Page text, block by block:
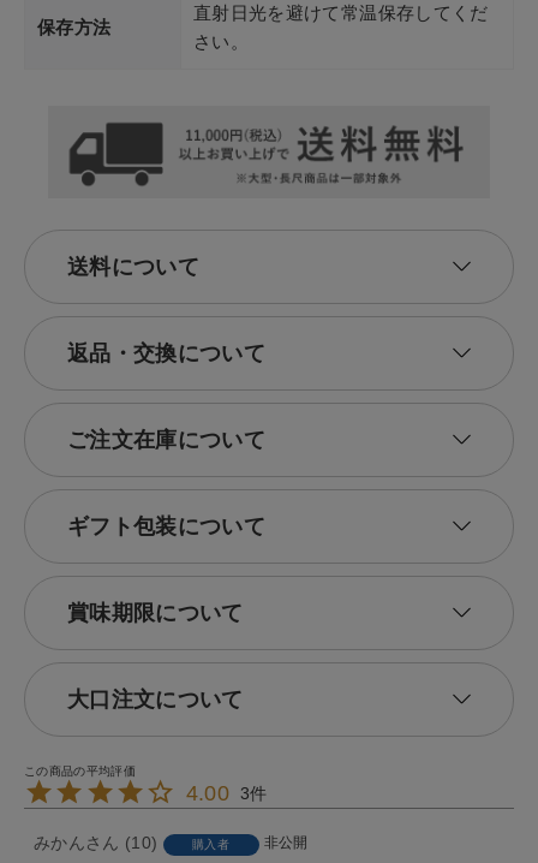
保存方法
直射日光を避けて常温保存してくだ
さい。
送料について
返品・交換について
ご注文在庫について
ギフト包装について
賞味期限について
大口注文について
4.00 3
みかん 10 購入者
非公開